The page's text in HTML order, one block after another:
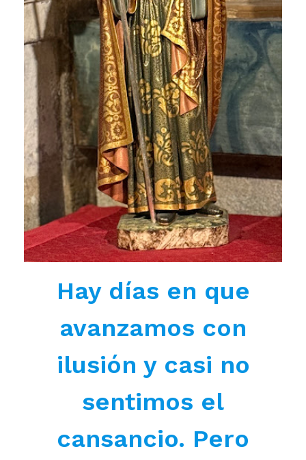
Hay días en que
avanzamos con
ilusión y casi no
sentimos el
cansancio. Pero